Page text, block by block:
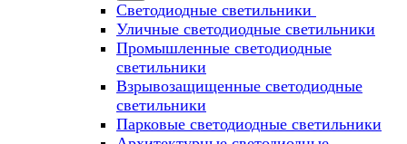
Светодиодные светильники
Уличные светодиодные светильники
Промышленные светодиодные
светильники
Взрывозащищенные светодиодные
светильники
Парковые светодиодные светильники